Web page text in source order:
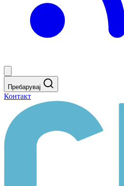
Пребарувај
Контакт